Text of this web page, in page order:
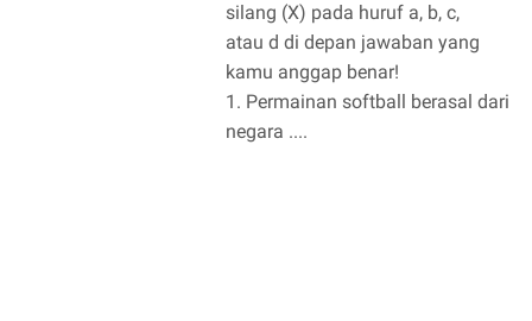
silang (X) pada huruf a, b, c,
atau d di depan jawaban yang
kamu anggap benar!
1. Permainan softball berasal dari
negara ....